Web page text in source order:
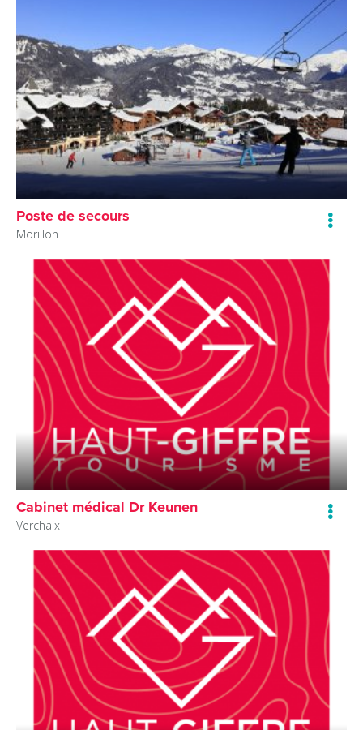
Poste de secours
Morillon
Cabinet médical Dr Keunen
Verchaix